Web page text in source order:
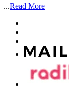
...Read More